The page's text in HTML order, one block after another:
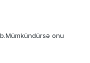
onu